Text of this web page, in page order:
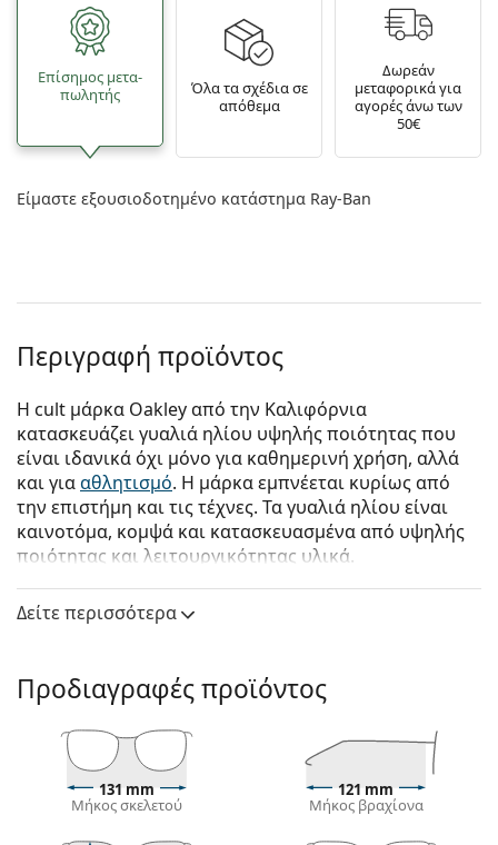
Επίσημος μετα­
πωλητής
Όλα τα σχέδια σε
απόθεμα
Δωρεάν
μεταφορικά για
αγορές άνω των
50€
Είμαστε εξουσιοδοτημένο κατάστημα Ray-Ban
Περιγραφή προϊόντος
Η cult μάρκα Oakley από την Καλιφόρνια
κατασκευάζει γυαλιά ηλίου υψηλής ποιότητας που
είναι ιδανικά όχι μόνο για καθημερινή χρήση, αλλά
και γιααθλητισμό. Η μάρκα εμπνέεται κυρίως από
την επιστήμη και τις τέχνες. Τα γυαλιά ηλίου είναι
καινοτόμα, κομψά και κατασκευασμένα από υψηλής
ποιότητας και λειτουργικότητας υλικά.
Oakley M2 Frame XL OO 9343 21 45είναι αντρικά
γυαλιά ηλίου.
με τη λειτουργία του Εικονικού καθρέφτη του
Lentiamo.
Σκελετός γυαλιών ηλίου
Το μαύρο χρώμα του σκελετού ταιριάζει απόλυτα
με το δροσερό χρώμα του δέρματος και τα ανοιχτά
Δείτε περισσότερα
Προδιαγραφές προϊόντος
131 mm
Μήκος σκελετού
121 mm
Μήκος βραχίονα